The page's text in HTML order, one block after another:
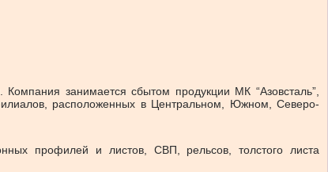
занимается сбытом продукции МК “Азовсталь”,
расположенных в Центральном, Южном, Северо-
профилей и листов, СВП, рельсов, толстого листа